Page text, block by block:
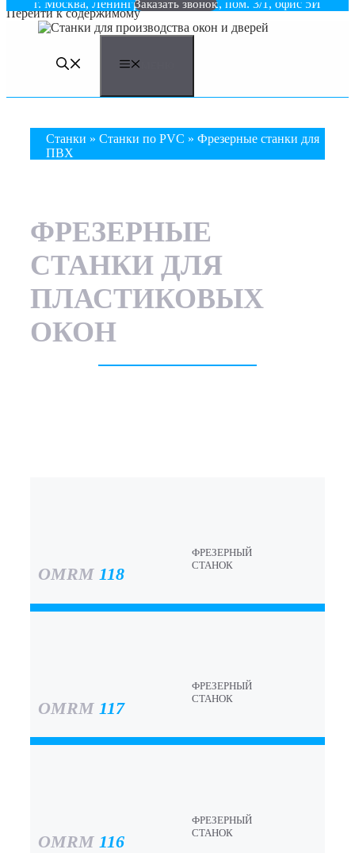
Перейти к содержимому
Cтанкидля производства окон и дверейиз алюминия и ПВХ
г. Москва, Ленинградское ш., д.22, пом. 3/1, офис 5И
Заказать звонок
Станки » Станки по PVC » Фрезерные станки для
ПВХ
ФРЕЗЕРНЫЕ
СТАНКИ ДЛЯ
ПЛАСТИКОВЫХ
ОКОН
OMRM 118
ФРЕЗЕРНЫЙ
СТАНОК
OMRM 117
ФРЕЗЕРНЫЙ
СТАНОК
OMRM 116
ФРЕЗЕРНЫЙ
СТАНОК